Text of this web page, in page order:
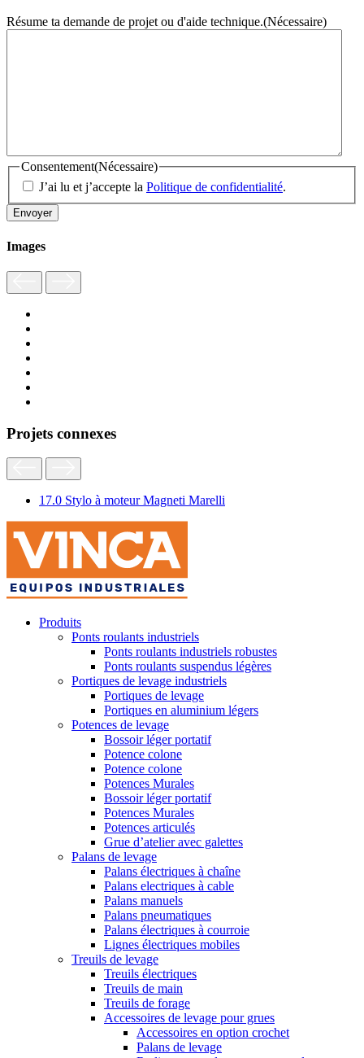
Résume ta demande de projet ou d'aide technique.(Nécessaire)
Consentement(Nécessaire)
J’ai lu et j’accepte la Politique de confidentialité.
Images
Projets connexes
17.0 Stylo à moteur Magneti Marelli
Produits
Ponts roulants industriels
Ponts roulants industriels robustes
Ponts roulants suspendus légères
Portiques de levage industriels
Portiques de levage
Portiques en aluminium légers
Potences de levage
Bossoir léger portatif
Potence colone
Potence colone
Potences Murales
Bossoir léger portatif
Potences Murales
Potences articulés
Grue d’atelier avec galettes
Palans de levage
Palans électriques à chaîne
Palans electriques à cable
Palans manuels
Palans pneumatiques
Palans électriques à courroie
Lignes électriques mobiles
Treuils de levage
Treuils électriques
Treuils de main
Treuils de forage
Accessoires de levage pour grues
Accessoires en option crochet
Palans de levage